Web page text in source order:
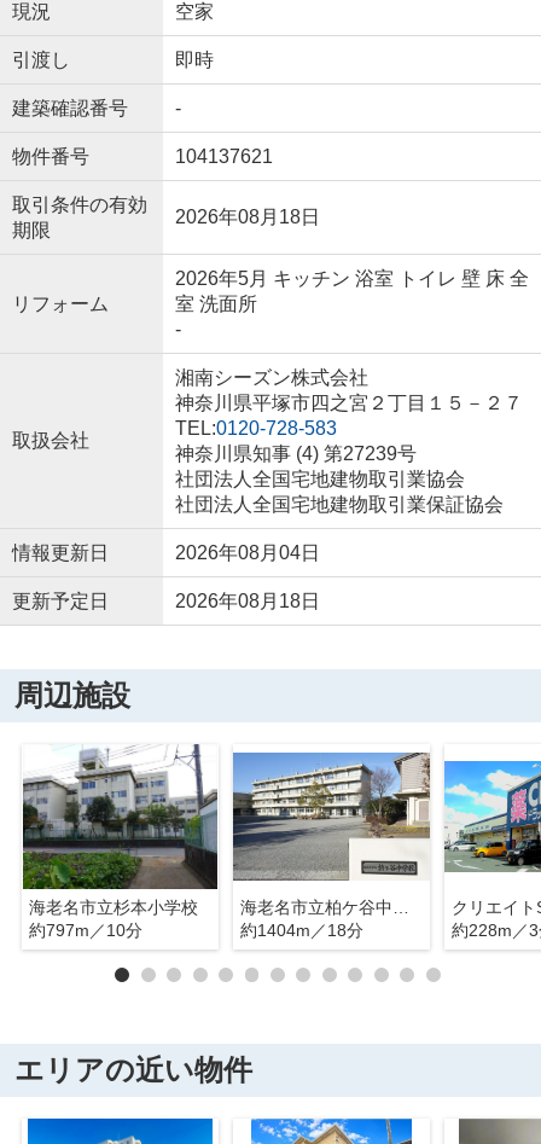
現況 空家
引渡し 即時
建築確認番号 -
物件番号 104137621
取引条件の有効
期限
2026年08月18日
リフォーム
2026年5月 キッチン 浴室 トイレ 壁 床 全
室 洗面所
-
取扱会社
湘南シーズン株式会社
神奈川県平塚市四之宮２丁目１５－２７
TEL:0120-728-583
神奈川県知事 (4) 第27239号
社団法人全国宅地建物取引業協会
社団法人全国宅地建物取引業保証協会
情報更新日 2026年08月04日
更新予定日 2026年08月18日
周辺施設
海老名市立杉本小学校
約797m／10分
海老名市立柏ケ谷中学校
約1404m／18分
約228m／
エリアの近い物件